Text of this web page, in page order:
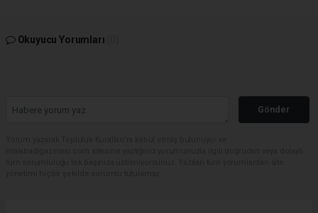
Okuyucu Yorumları
Gönder